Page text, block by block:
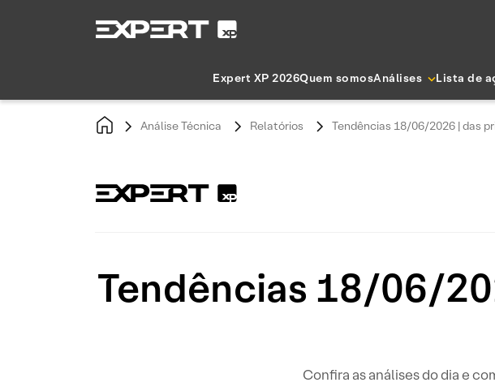
Expert XP 2026Quem somosAnálises Lista de
Análise Técnica Relatórios Tendências 18/06/2026 | das
Tendências 18/06/
Confira as análises do dia e